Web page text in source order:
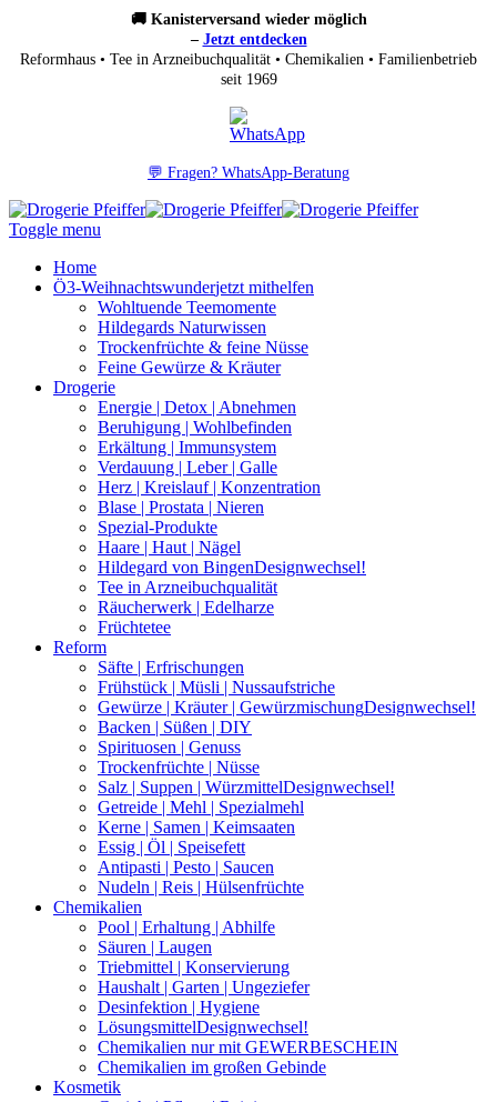
🚚 Kanisterversand wieder möglich
– Jetzt entdecken
Reformhaus • Tee in Arzneibuchqualität • Chemikalien • Familienbetrieb
seit 1969
💬 Fragen? WhatsApp-Beratung
Toggle menu
Home
Ö3-Weihnachtswunderjetzt mithelfen
Wohltuende Teemomente
Hildegards Naturwissen
Trockenfrüchte & feine Nüsse
Feine Gewürze & Kräuter
Drogerie
Energie | Detox | Abnehmen
Beruhigung | Wohlbefinden
Erkältung | Immunsystem
Verdauung | Leber | Galle
Herz | Kreislauf | Konzentration
Blase | Prostata | Nieren
Spezial-Produkte
Haare | Haut | Nägel
Hildegard von BingenDesignwechsel!
Tee in Arzneibuchqualität
Räucherwerk | Edelharze
Früchtetee
Reform
Säfte | Erfrischungen
Frühstück | Müsli | Nussaufstriche
Gewürze | Kräuter | GewürzmischungDesignwechsel!
Backen | Süßen | DIY
Spirituosen | Genuss
Trockenfrüchte | Nüsse
Salz | Suppen | WürzmittelDesignwechsel!
Getreide | Mehl | Spezialmehl
Kerne | Samen | Keimsaaten
Essig | Öl | Speisefett
Antipasti | Pesto | Saucen
Nudeln | Reis | Hülsenfrüchte
Chemikalien
Pool | Erhaltung | Abhilfe
Säuren | Laugen
Triebmittel | Konservierung
Haushalt | Garten | Ungeziefer
Desinfektion | Hygiene
LösungsmittelDesignwechsel!
Chemikalien nur mit GEWERBESCHEIN
Chemikalien im großen Gebinde
Kosmetik